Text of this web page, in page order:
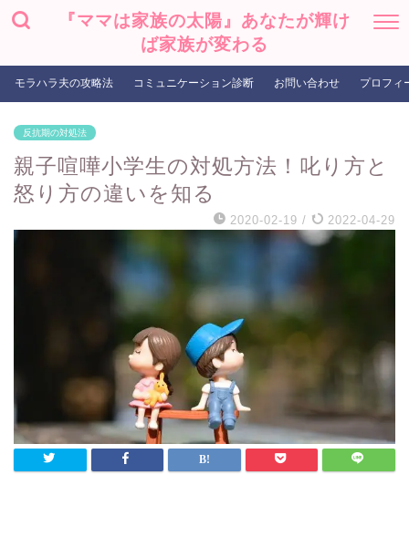
『ママは家族の太陽』あなたが輝け
ば家族が変わる
モラハラ夫の攻略法 コミュニケーション診断 お問い合わせ プロフィ
反抗期の対処法
親子喧嘩小学生の対処方法！叱り方と
怒り方の違いを知る
2020-02-19 / 2022-04-29